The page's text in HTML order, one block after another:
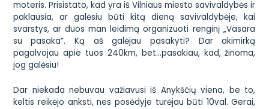
moteris. Prisistato, kad yra iš Vilniaus miesto savivaldybės ir
paklausia, ar galėsiu būti kitą dieną savivaldybėje, kai
svarstys, ar duos man leidimąorganizuoti renginį „Vasara
su pasaka”. Ką aš galėjau pasakyti? Dar akimirką
pagalvojau apie tuos 240km, bet…pasakiau, kad, žinoma,
jog galėsiu!
Dar niekada nebuvau važiavusi iš Anykščių viena, be to,
keltis reikėjo anksti, nes posėdyje turėjau būti 10val. Gerai,